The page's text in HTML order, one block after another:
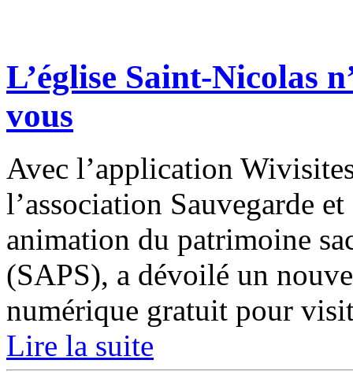
L’église Saint-Nicolas
vous
Avec l’application
l’association Sauvegarde et
animation du patrimoine
(SAPS), a dévoilé un
numérique gratuit pour
Lire la suite